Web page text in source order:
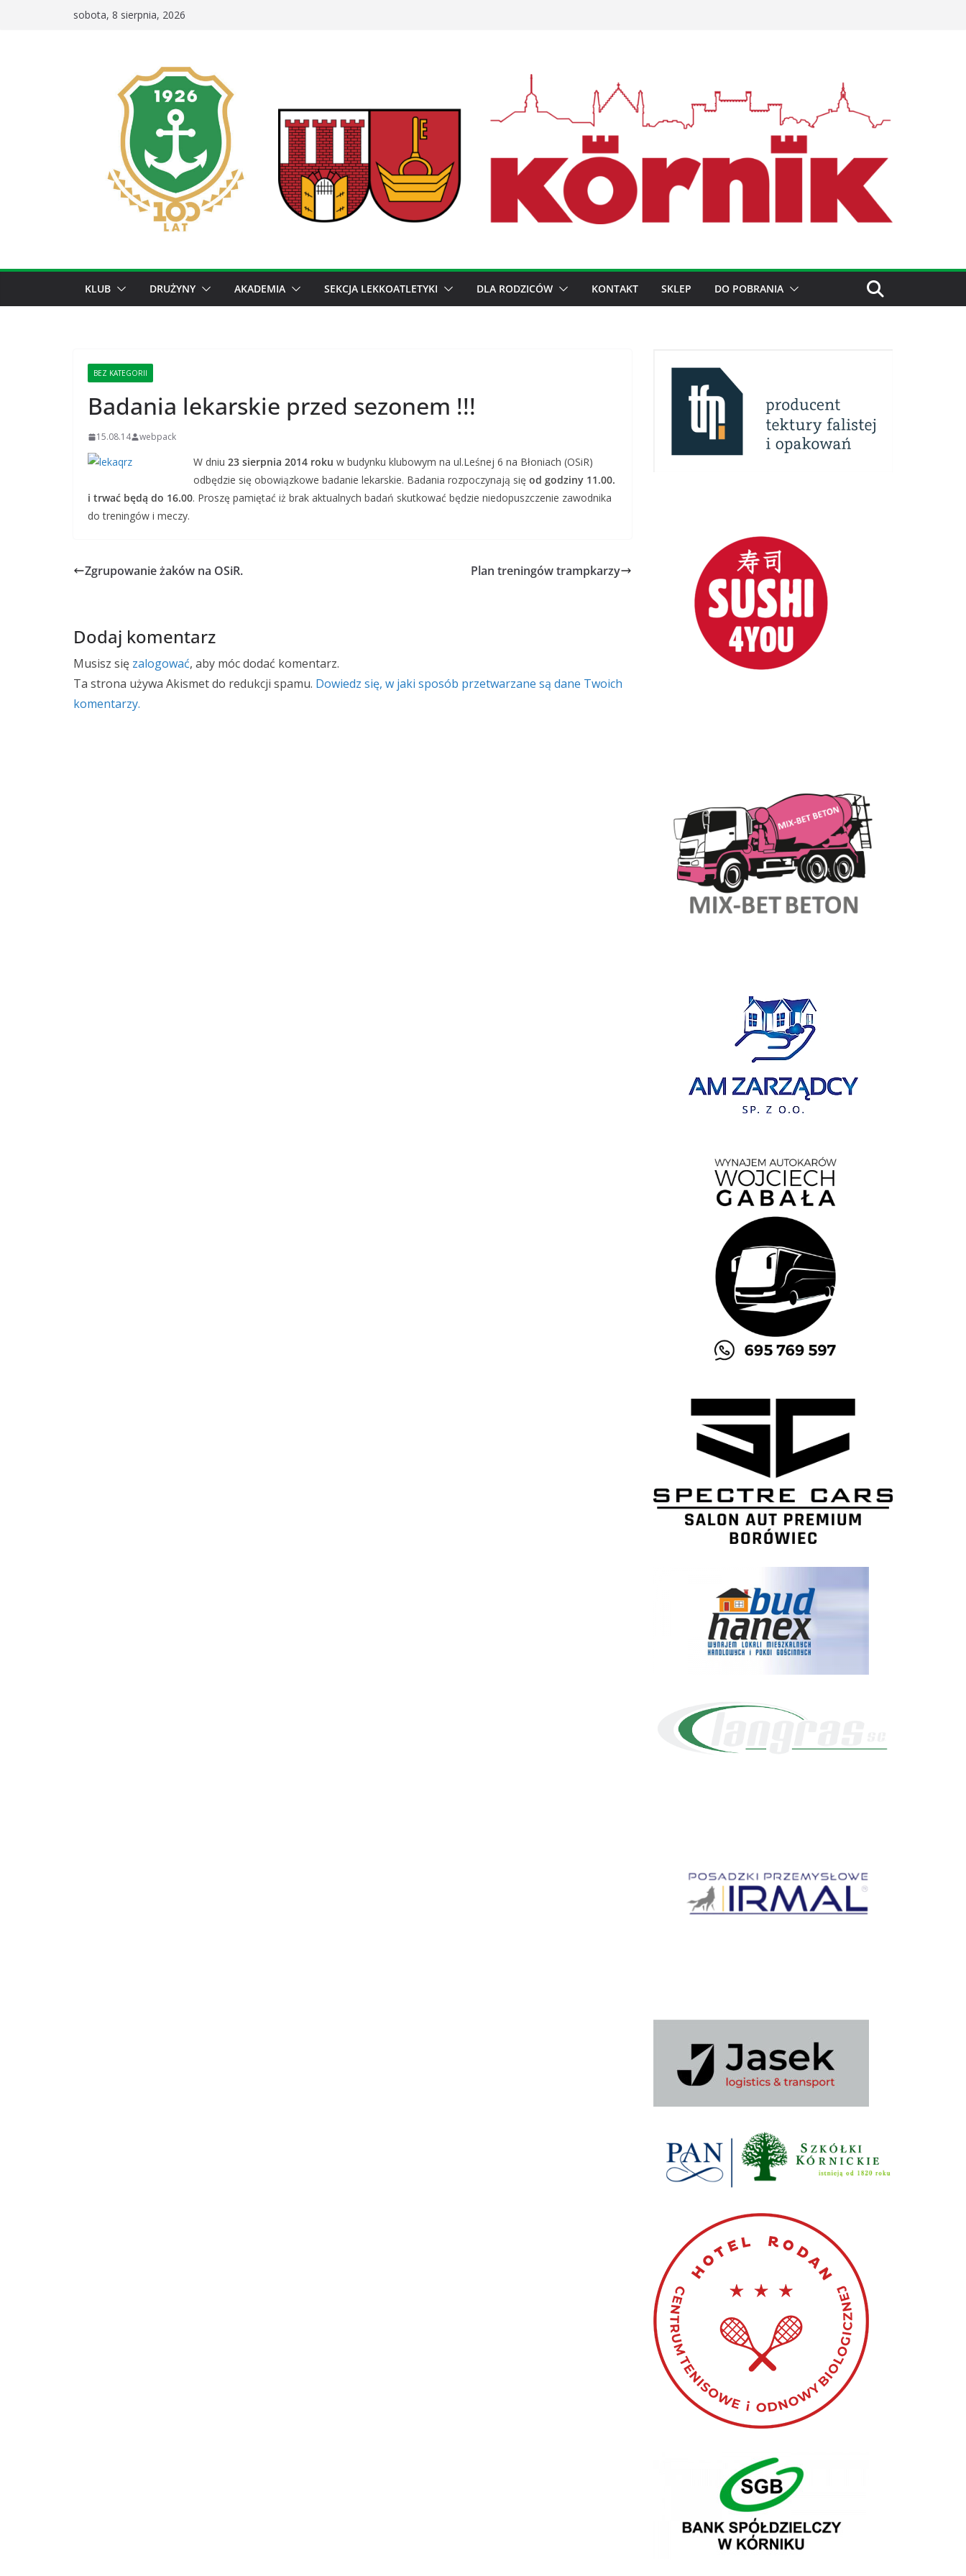
sobota, 8 sierpnia, 2026
KLUB DRUŻYNY AKADEMIA SEKCJA LEKKOATLETYKI DLA RODZICÓW KONTAKT SKLEP DO POBRANIA
BEZ KATEGORII
Badania lekarskie przed sezonem !!!
15.08.14 webpack
W dniu 23 sierpnia 2014 roku w budynku klubowym na ul.Leśnej 6 na Błoniach (OSiR)
odbędzie się obowiązkowe badanie lekarskie. Badania rozpoczynają się od godziny 11.00.
i trwać będą do 16.00. Proszę pamiętać iż brak aktualnych badań skutkować będzie niedopuszczenie zawodnika
do treningów i meczy.
Zgrupowanie żaków na OSiR. Plan treningów trampkarzy
Dodaj komentarz
Musisz się zalogować, aby móc dodać komentarz.
Ta strona używa Akismet do redukcji spamu. Dowiedz się, w jaki sposób przetwarzane są dane Twoich
komentarzy.